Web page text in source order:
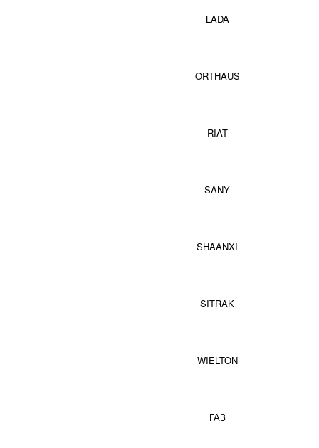
LADA
ORTHAUS
RIAT
SANY
SHAANXI
SITRAK
WIELTON
ГАЗ